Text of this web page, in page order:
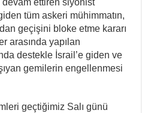
devam ettiren siyonist
tüm askeri mühimmatın,
geçişini bloke etme kararı
arasında yapılan
destekle İsrail’e giden ve
gemilerin engellenmesi
geçtiğimiz Salı günü